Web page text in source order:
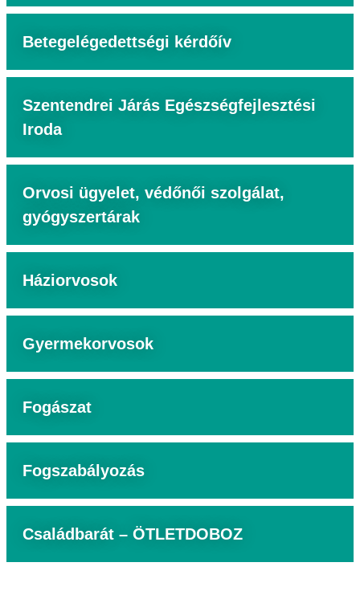
Betegelégedettségi kérdőív
Szentendrei Járás Egészségfejlesztési
Iroda
Orvosi ügyelet, védőnői szolgálat,
gyógyszertárak
Háziorvosok
Gyermekorvosok
Fogászat
Fogszabályozás
Családbarát – ÖTLETDOBOZ